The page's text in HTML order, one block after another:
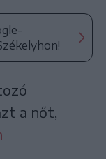
a nőt,